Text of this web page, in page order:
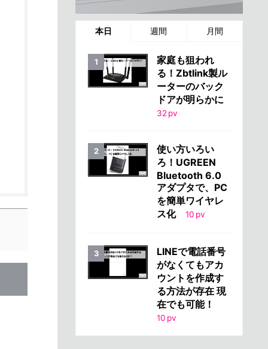
本日 週間 月間
家庭も狙われ
る！Zbtlink製ル
ーターのバック
ドアが明らかに
32 pv
使い方いろい
ろ！UGREEN
Bluetooth 6.0
アダプタで、PC
を簡単ワイヤレ
ス化
10 pv
LINEで電話番号
がなくてもアカ
ウントを作成す
る方法が存在 現
在でも可能！
10 pv